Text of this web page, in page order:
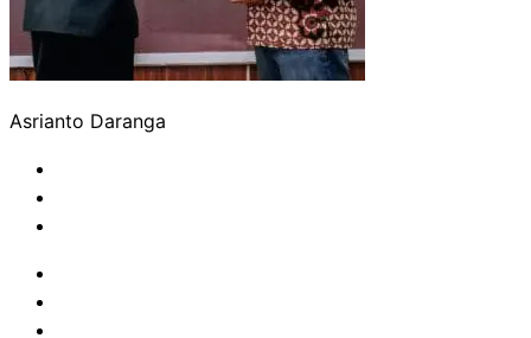
Asrianto Daranga